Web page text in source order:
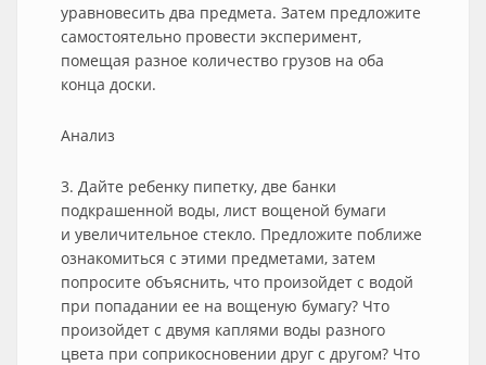
уравновесить два предмета. Затем предложите
самостоятельно провести эксперимент,
помещая разное количество грузов на оба
конца доски.
Анализ
3. Дайте ребенку пипетку, две банки
подкрашенной воды, лист вощеной бумаги
и увеличительное стекло. Предложите поближе
ознакомиться с этими предметами, затем
попросите объяснить, что произойдет с водой
при попадании ее на вощеную бумагу? Что
произойдет с двумя каплями воды разного
цвета при соприкосновении друг с другом? Что